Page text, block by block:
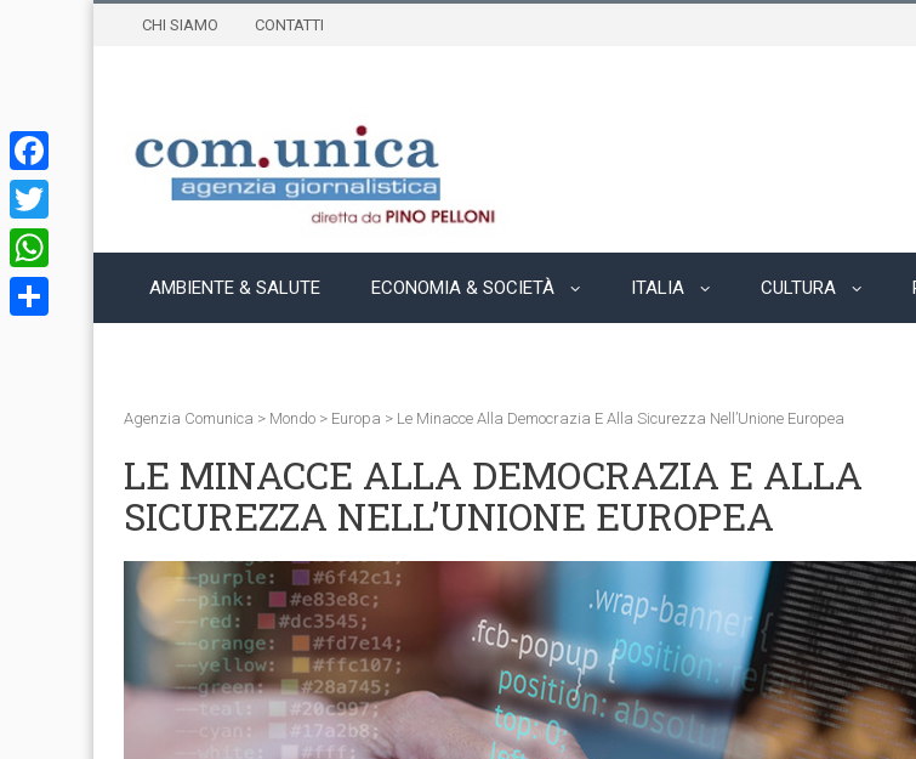
CHI SIAMO CONTATTI
AMBIENTE & SALUTE ECONOMIA & SOCIETÀ ITALIA CULTURA
Agenzia Comunica > Mondo > Europa > Le Minacce Alla Democrazia E Alla Sicurezza Nell’Unione Europea
LE MINACCE ALLA DEMOCRAZIA E ALLA
SICUREZZA NELL’UNIONE EUROPEA
Facebook
Twitter
WhatsApp